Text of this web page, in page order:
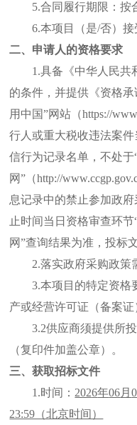
5.合同履行期限：按
6.本项目（是/否）
二、申请人的资格要求
1.具备《中华人民共
的条件，并提供《资格
用中国”网站（https://
行人或重大税收违法案
信行为记录名单，不处于
网”（http://
息记录中的禁止参加政
止时间当日资格审查环
网”查询结果为准，投标
2.落实政府采购政策
3.本项目的特定资格
产或经营许可证（备案证
3.2供应商须提供所
（复印件加盖公章） 。
三、获取招标文件
1.时间： 2026年06月
23:59（北京时间）